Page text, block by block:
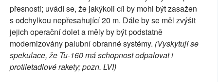
přesnosti; uvádí se, že jakýkoli cíl by mohl být zasažen
s odchylkou nepřesahující 20 m. Dále by se měl zvýšit
jejich operační dolet a měly by být podstatně
modernizovány palubní obranné systémy. (Vyskytují se
spekulace, že Tu-160 má schopnost odpalovat i
protiletadlové rakety; pozn. LVI)